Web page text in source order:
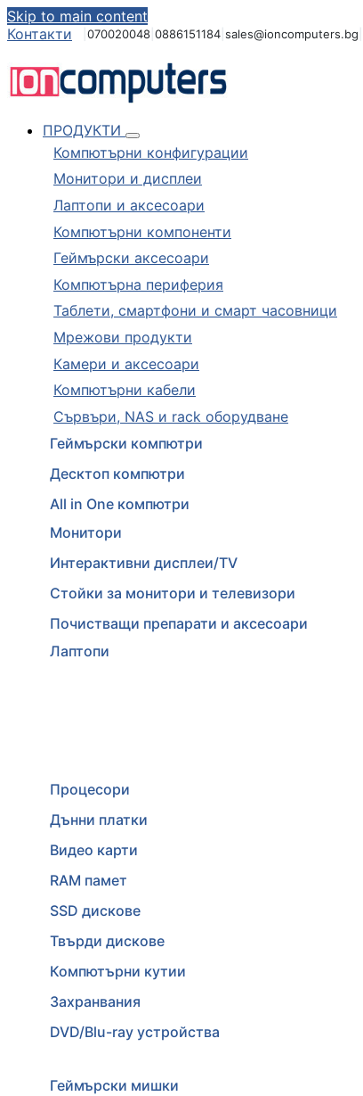
Skip to main content
Контакти
070020048 0886151184 sales@ioncomputers.bg
ПРОДУКТИ
Компютърни конфигурации
Монитори и дисплеи
Лаптопи и аксесоари
Компютърни компоненти
Геймърски аксесоари
Компютърна периферия
Таблети, смартфони и смарт часовници
Мрежови продукти
Камери и аксесоари
Компютърни кабели
Сървъри, NAS и rack оборудване
Геймърски компютри
Десктоп компютри
All in One компютри
Монитори
Интерактивни дисплеи/TV
Стойки за монитори и телевизори
Почистващи препарати и аксесоари
Лаптопи
Процесори
Дънни платки
Видео карти
RAM памет
SSD дискове
Твърди дискове
Компютърни кутии
Захранвания
DVD/Blu-ray устройства
Геймърски мишки